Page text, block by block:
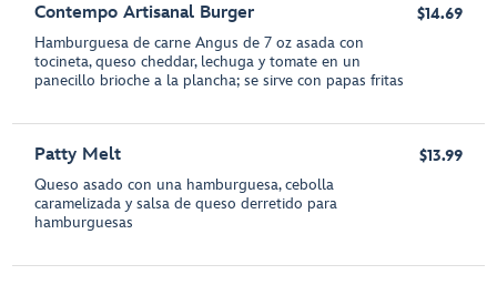
Contempo Artisanal Burger
Hamburguesa de carne Angus de 7 oz asada con
tocineta, queso cheddar, lechuga y tomate en un
panecillo brioche a la plancha; se sirve con papas fritas
$14.69
Patty Melt
Queso asado con una hamburguesa, cebolla
caramelizada y salsa de queso derretido para
hamburguesas
$13.99